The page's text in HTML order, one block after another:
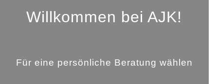
Willkommen bei AJK!
Für eine persönliche Beratung wählen